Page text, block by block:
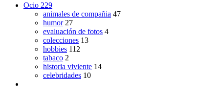
Ocio 229
animales de compañia 47
humor 27
evaluación de fotos 4
colecciones 13
hobbies 112
tabaco 2
historia viviente 14
celebridades 10